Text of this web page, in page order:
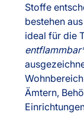
Stoffe
bestehen
ideal für die
entflammbar
Ämtern,